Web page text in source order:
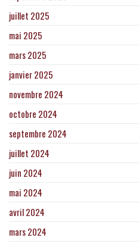
juillet 2025
mai 2025
mars 2025
janvier 2025
novembre 2024
octobre 2024
septembre 2024
juillet 2024
juin 2024
mai 2024
avril 2024
mars 2024